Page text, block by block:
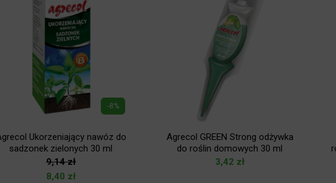
Agrecol Ukorzeniający nawóz do
sadzonek zielonych 30 ml
9,14 zł
Agrecol GREEN Strong odżywka
do roślin domowych 30 ml